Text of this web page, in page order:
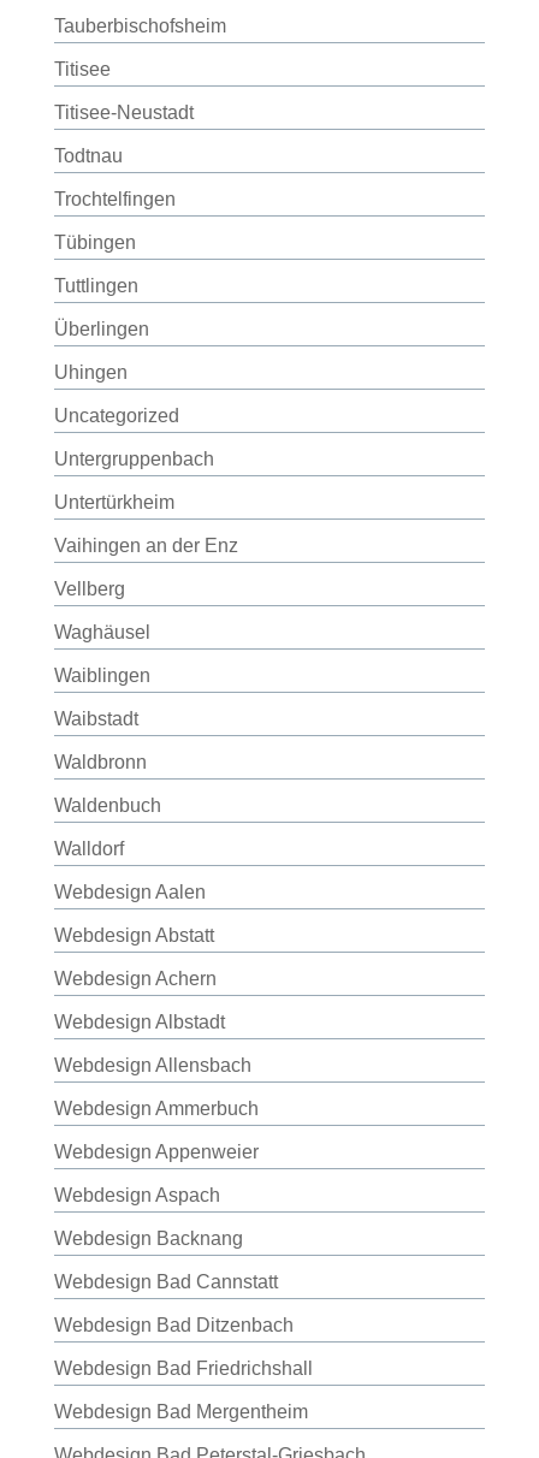
Tauberbischofsheim
Titisee
Titisee-Neustadt
Todtnau
Trochtelfingen
Tübingen
Tuttlingen
Überlingen
Uhingen
Uncategorized
Untergruppenbach
Untertürkheim
Vaihingen an der Enz
Vellberg
Waghäusel
Waiblingen
Waibstadt
Waldbronn
Waldenbuch
Walldorf
Webdesign Aalen
Webdesign Abstatt
Webdesign Achern
Webdesign Albstadt
Webdesign Allensbach
Webdesign Ammerbuch
Webdesign Appenweier
Webdesign Aspach
Webdesign Backnang
Webdesign Bad Cannstatt
Webdesign Bad Ditzenbach
Webdesign Bad Friedrichshall
Webdesign Bad Mergentheim